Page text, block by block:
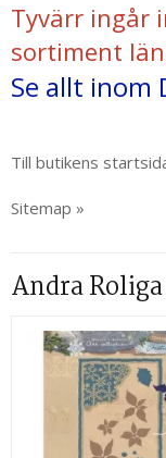
Tyvärr ingår
sortiment
Se allt inom
Till butikens
Sitemap »
Andra